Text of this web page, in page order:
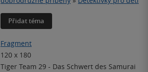
Přidat téma
Fragment
120 x 180
Tiger Team 29 - Das Schwert des Samurai